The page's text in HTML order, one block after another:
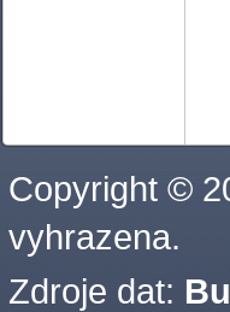
Copyright ©
vyhrazena.
Zdroje dat: